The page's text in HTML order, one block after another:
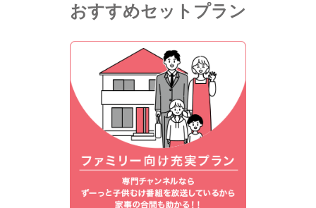
おすすめセットプラン